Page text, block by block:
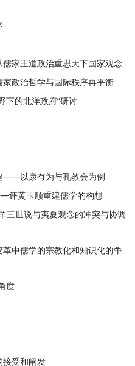
家王道政治重思天下国家观念
政治哲学与国际秩序再平衡
下的北洋政府”研讨
——以康有为与孔教会为例
评黄玉顺重建儒学的构想
三世说与夷夏观念的冲突与协调
中儒学的宗教化和知识化的争
度
接受和阐发